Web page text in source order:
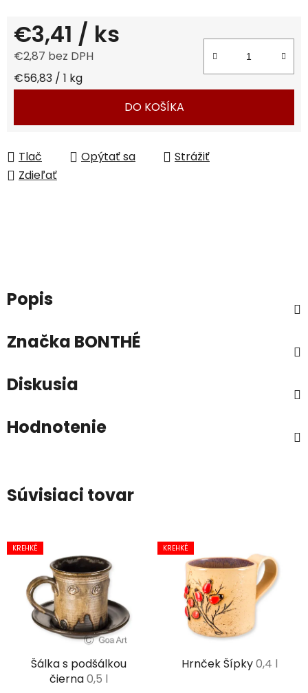
€3,41 / ks
€2,87 bez DPH
Jednotková cena:
€56,83 / 1 kg
DO KOŠÍKA
Tlač Opýtať sa
Strážiť
Zdieľať
Popis
Značka BONTHÉ
Diskusia
Hodnotenie
Súvisiaci tovar
KREHKÉ
Šálka s podšálkou
čierna0,5 l
KREHKÉ
Hrnček Šípky0,4 l